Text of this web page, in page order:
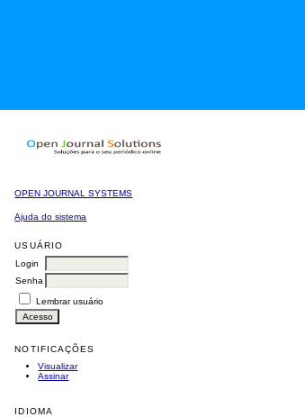
OPEN JOURNAL SYSTEMS
Ajuda do sistema
USUÁRIO
Login
Senha
Lembrar usuário
NOTIFICAÇÕES
Visualizar
Assinar
IDIOMA